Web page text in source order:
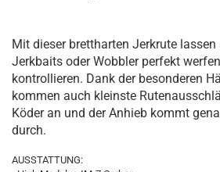
Mit dieser brettharten Jerkrute
Jerkbaits oder Wobbler perfekt
kontrollieren. Dank der besonderen
kommen auch kleinste
Köder an und der Anhieb kommt
durch.
AUSSTATTUNG: